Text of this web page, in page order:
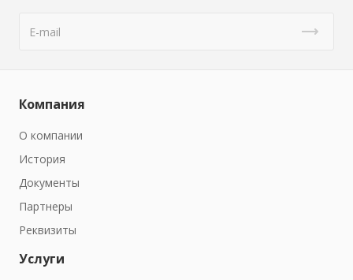
Компания
О компании
История
Документы
Партнеры
Реквизиты
Услуги